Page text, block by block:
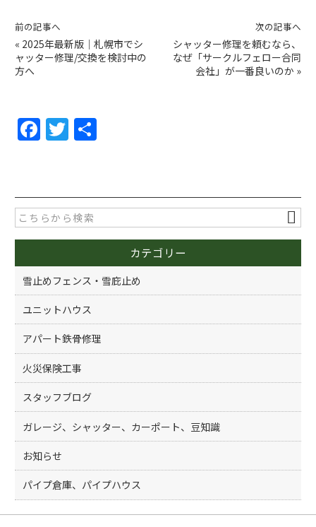
前の記事へ
« 2025年最新版｜札幌市でシ
ャッター修理/交換を検討中の
方へ
次の記事へ
シャッター修理を頼むなら、
なぜ「サークルフェロー合同
会社」が一番良いのか »
F
a
e
b
o
o
k
T
w
er
カテゴリー
雪止めフェンス・雪庇止め
ユニットハウス
アパート鉄骨修理
火災保険工事
スタッフブログ
ガレージ、シャッター、カーポート、豆知識
お知らせ
パイプ倉庫、パイプハウス